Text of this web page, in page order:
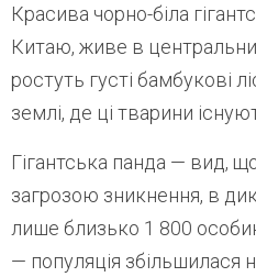
Красива чорно-біла
Китаю, живе в
ростуть густі бамбукові
землі, де ці тварини
Гігантська панда — вид,
загрозою зникнення, в
лише близько 1 800
— популяція збільшилася